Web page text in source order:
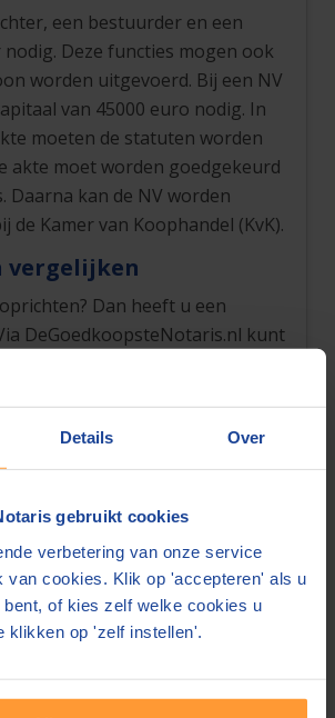
Details Over
gebruikt cookies
verbetering van onze service
van cookies. Klik op 'accepteren' als u
of kies zelf welke cookies u
klikken op 'zelf instellen'.
een bestuurder en een
Deze functies mogen ook
worden uitgevoerd. Bij een NV
van 45000 euro nodig. In
moeten de statuten worden
akte moet worden goedgekeurd
Daarna kan de NV worden
de Kamer van Koophandel (KvK).
vergelijken
Dan heeft u een
DeGoedkoopsteNotaris.nl kunt
snel en vraag dan gratis
oprichten NV »
in de buurt
voor: